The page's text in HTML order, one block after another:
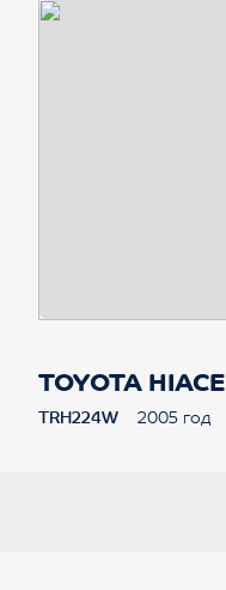
TOYOTA HIACE
TRH224W 2005 год